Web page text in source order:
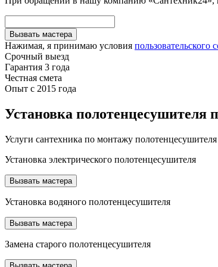
Вызвать мастера
Нажимая, я принимаю условия пользовательского
Срочный выезд
Гарантия 3 года
Честная смета
Опыт с 2015 года
Установка
Услуги сантехника по монтажу
Установка электрического полотенцесушителя
Вызвать мастера
Установка водяного полотенцесушителя
Вызвать мастера
Замена старого полотенцесушителя